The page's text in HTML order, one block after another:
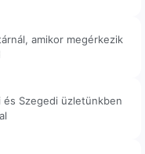
amikor megérkezik
és Szegedi üzletünkben